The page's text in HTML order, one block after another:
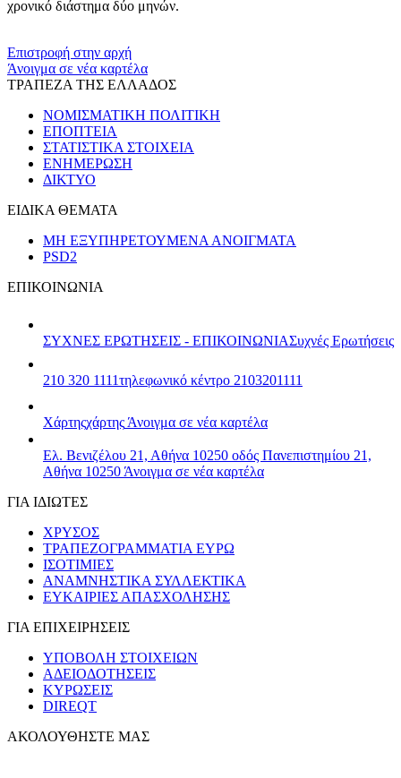
χρονικό διάστημα δύο μηνών.
Επιστροφή στην αρχή
Άνοιγμα σε νέα καρτέλα
ΤΡΑΠΕΖΑ ΤΗΣ ΕΛΛΑΔΟΣ
ΝΟΜΙΣΜΑΤΙΚΗ ΠΟΛΙΤΙΚΗ
ΕΠΟΠΤΕΙΑ
ΣΤΑΤΙΣΤΙΚΑ ΣΤΟΙΧΕΙΑ
ΕΝΗΜΕΡΩΣΗ
ΔΙΚΤΥΟ
ΕΙΔΙΚΑ ΘΕΜΑΤΑ
ΜΗ ΕΞΥΠΗΡΕΤΟΥΜΕΝΑ ΑΝΟΙΓΜΑΤΑ
PSD2
ΕΠΙΚΟΙΝΩΝΙΑ
ΣΥΧΝΕΣ ΕΡΩΤΗΣΕΙΣ - ΕΠΙΚΟΙΝΩΝΙΑΣυχνές Ερωτήσεις
210 320 1111τηλεφωνικό κέντρο 2103201111
Χάρτηςχάρτης Άνοιγμα σε νέα καρτέλα
Ελ. Βενιζέλου 21, Αθήνα 10250 οδός Πανεπιστημίου 21,
Αθήνα 10250 Άνοιγμα σε νέα καρτέλα
ΓΙΑ ΙΔΙΩΤΕΣ
ΧΡΥΣΟΣ
ΤΡΑΠΕΖΟΓΡΑΜΜΑΤΙΑ ΕΥΡΩ
ΙΣΟΤΙΜΙΕΣ
ΑΝΑΜΝΗΣΤΙΚΑ ΣΥΛΛΕΚΤΙΚΑ
ΕΥΚΑΙΡΙΕΣ ΑΠΑΣΧΟΛΗΣΗΣ
ΓΙΑ ΕΠΙΧΕΙΡΗΣΕΙΣ
ΥΠΟΒΟΛΗ ΣΤΟΙΧΕΙΩΝ
ΑΔΕΙΟΔΟΤΗΣΕΙΣ
ΚΥΡΩΣΕΙΣ
DIREQT
ΑΚΟΛΟΥΘΗΣΤΕ ΜΑΣ